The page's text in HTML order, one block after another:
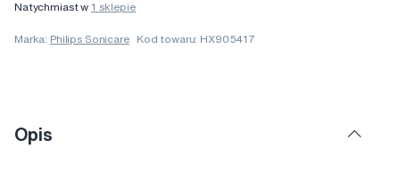
Natychmiast w1 sklepie
Marka: Philips Sonicare Kod towaru: HX905417
Opis